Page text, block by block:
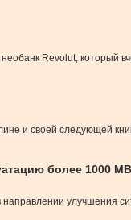
Revolut, который
и своей следующей
более 1000
улучшения